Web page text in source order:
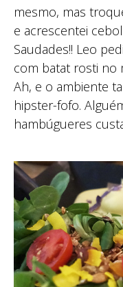
mesmo, mas
e acrescentei
Saudades!! Leo
com batat rosti no
Ah, e o ambiente
hipster-fofo.
hambúgueres